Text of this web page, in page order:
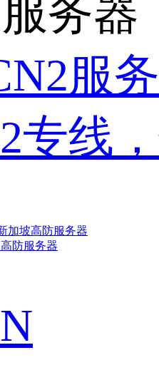
务器
服
专线
加坡高防服务器
防服务器